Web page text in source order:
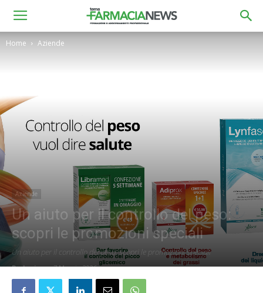
Home Aziende
Aziende
Un aiuto per il controllo del peso:
scopri le promozioni speciali
Un aiuto per il controllo del peso: scopri le promozioni speciali
Redazione 7 Maggio 2026